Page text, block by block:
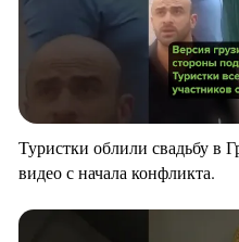
Туристки облили свадьбу в
видео с начала конфликта.